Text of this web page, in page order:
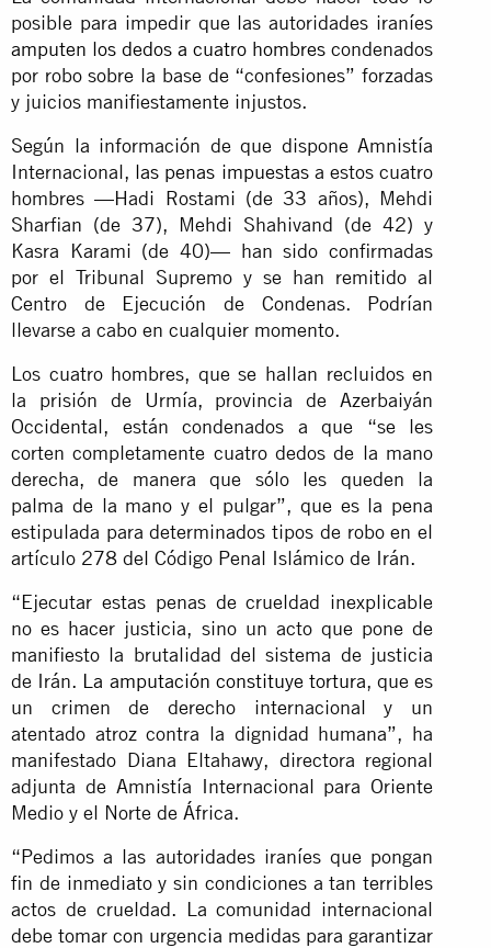
posible para impedir que las autoridades iraníes
amputen los dedos a cuatro hombres condenados
por robo sobre la base de “confesiones” forzadas
y juicios manifiestamente injustos.
Según la información de que dispone Amnistía
Internacional, las penas impuestasa estos cuatro
hombres —Hadi Rostami (de 33 años), Mehdi
Sharfian (de 37), Mehdi Shahivand (de 42) y
Kasra Karami (de 40)— han sido confirmadas
por el Tribunal Supremo y se han remitido al
Centro de Ejecución de Condenas. Podrían
llevarse a cabo en cualquier momento.
Los cuatro hombres, que se hallan recluidos en
la prisión de Urmía, provincia de Azerbaiyán
Occidental, están condenados a que “se les
corten completamente cuatro dedos de la mano
derecha, de manera que sólo les queden la
palma de la mano y el pulgar”, que es la pena
estipulada para determinados tipos de robo en el
artículo 278 del Código Penal Islámico de Irán.
“Ejecutar estas penas de crueldad inexplicable
no es hacer justicia, sino un acto que pone de
manifiesto la brutalidad del sistema de justicia
de Irán. La amputación constituye tortura, que es
un crimen de derecho internacional y un
atentado atroz contra la dignidad humana”, ha
manifestado Diana Eltahawy, directora regional
adjunta de Amnistía Internacional para Oriente
Medio y el Norte de África.
“Pedimos a las autoridades iraníes que pongan
fin de inmediato y sin condiciones a tan terribles
actos de crueldad. La comunidad internacional
debe tomar con urgencia medidas para garantizar